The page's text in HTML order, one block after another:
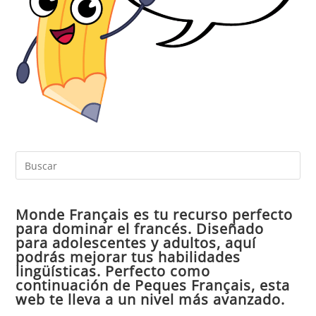
Monde Français es tu recurso perfecto
para dominar el francés. Diseñado
para adolescentes y adultos, aquí
podrás mejorar tus habilidades
lingüísticas. Perfecto como
continuación de Peques Français, esta
web te lleva a un nivel más avanzado.